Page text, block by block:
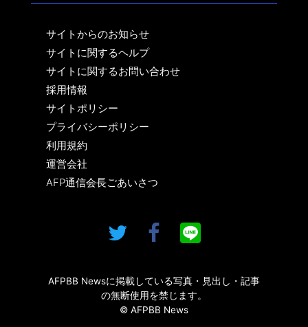
サイトからのお知らせ
サイトに関するヘルプ
サイトに関するお問い合わせ
採用情報
サイトポリシー
プライバシーポリシー
利用規約
運営会社
AFP通信会長ごあいさつ
AFPBB Newsに掲載している写真・見出し・記事
の無断使用を禁じます。
© AFPBB News